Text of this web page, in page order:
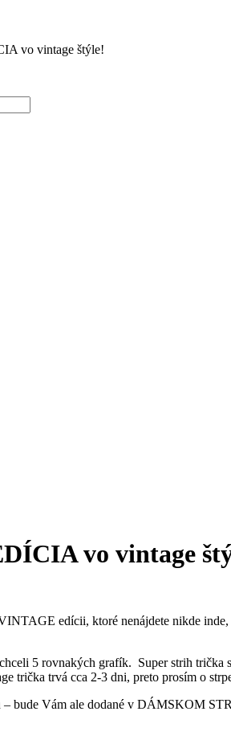
vo vintage štýle!
vo vintage
edícii, ktoré nenájdete nikde inde,
5 rovnakých grafík. Super strih
trička trvá cca 2-3 dni, preto prosím o
– bude Vám ale dodané v DÁMSKOM